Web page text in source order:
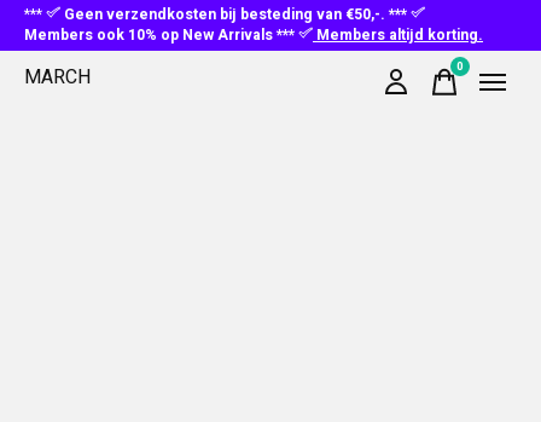
***
Geen verzendkosten bij besteding van €50,-. ***
Members ook 10% op New Arrivals ***
Members altijd korting.
MARCH 0items